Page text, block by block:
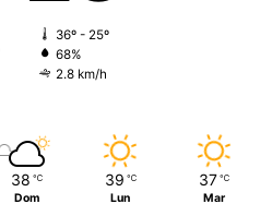
36º - 25º
68%
2.8 km/h
38 ℃
Dom
39 ℃
Lun
37 ℃
Mar